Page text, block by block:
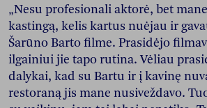
„Nesu profesionali aktorė, bet
kastingą, kelis kartus nuėjau ir
Šarūno Barto filme. Prasidėjo
ilgainiui jie tapo rutina. Vėliau
dalykai, kad su Bartu ir į kavinę
restoraną jis mane nusiveždavo.